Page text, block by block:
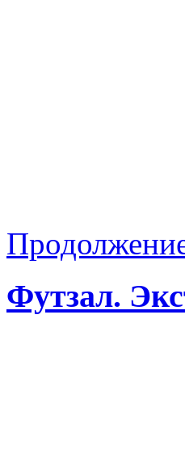
Футзал.